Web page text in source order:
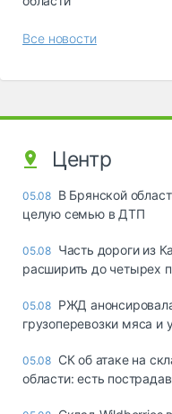
Все новости
Центр
05.08 В Брянской
целую семью в ДТП
05.08 Часть дороги из
расширить до четырех
05.08 РЖД
грузоперевозки мяса и
05.08 СК об атаке на
области: есть